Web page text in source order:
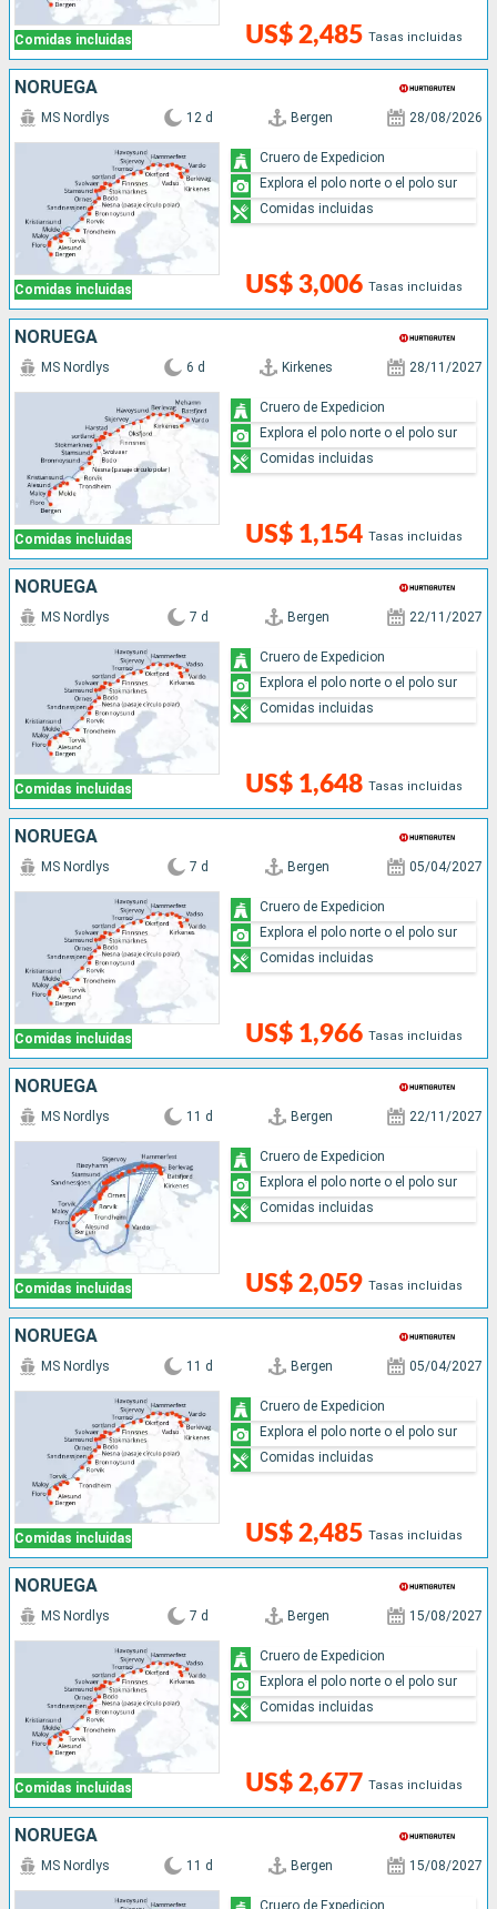
Comidas incluidas US$ 2,485 Tasas incluidas
NORUEGA
Comidas incluidas
MS Nordlys 12 d Bergen 28/08/2026
US$ 3,006 Tasas incluidas
Cruero de Expedicion
Explora el polo norte o el polo sur
Comidas incluidas
NORUEGA
Comidas incluidas
MS Nordlys 6 d Kirkenes 28/11/2027
US$ 1,154 Tasas incluidas
Cruero de Expedicion
Explora el polo norte o el polo sur
Comidas incluidas
NORUEGA
Comidas incluidas
MS Nordlys 7 d Bergen 22/11/2027
US$ 1,648 Tasas incluidas
Cruero de Expedicion
Explora el polo norte o el polo sur
Comidas incluidas
NORUEGA
Comidas incluidas
MS Nordlys 7 d Bergen 05/04/2027
US$ 1,966 Tasas incluidas
Cruero de Expedicion
Explora el polo norte o el polo sur
Comidas incluidas
NORUEGA
Comidas incluidas
MS Nordlys 11 d Bergen 22/11/2027
US$ 2,059 Tasas incluidas
Cruero de Expedicion
Explora el polo norte o el polo sur
Comidas incluidas
NORUEGA
Comidas incluidas
MS Nordlys 11 d Bergen 05/04/2027
US$ 2,485 Tasas incluidas
Cruero de Expedicion
Explora el polo norte o el polo sur
Comidas incluidas
NORUEGA
Comidas incluidas
MS Nordlys 7 d Bergen 15/08/2027
US$ 2,677 Tasas incluidas
Cruero de Expedicion
Explora el polo norte o el polo sur
Comidas incluidas
NORUEGA
MS Nordlys 11 d Bergen 15/08/2027
Cruero de Expedicion